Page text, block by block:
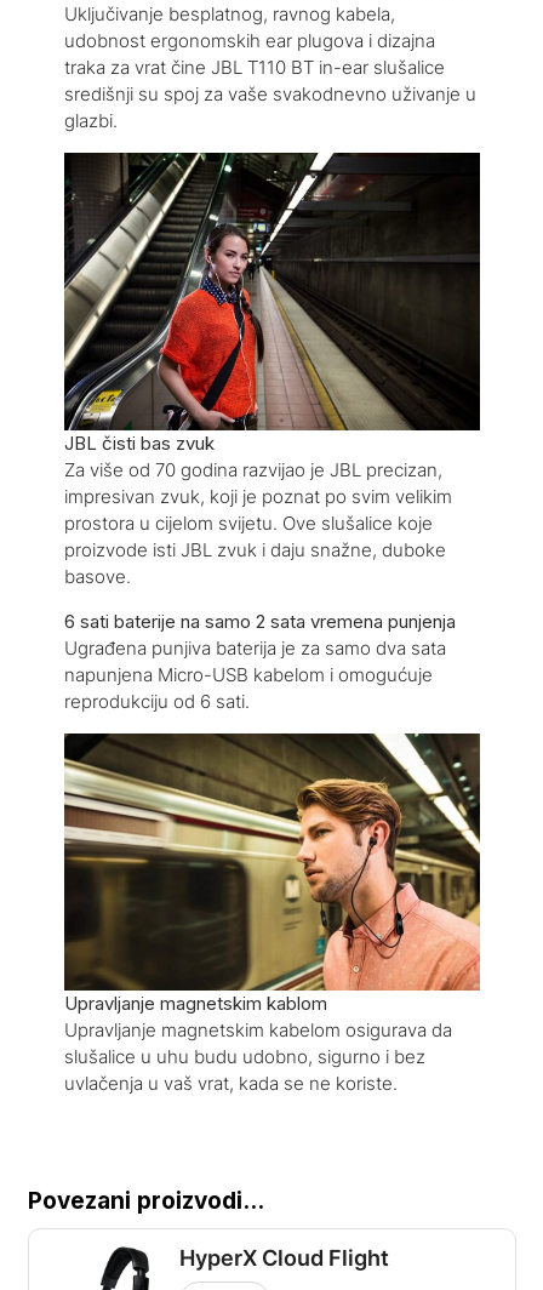
Uključivanje besplatnog, ravnog kabela,
udobnost ergonomskih ear plugova i dizajna
traka za vrat čine JBL T110 BT in-ear slušalice
središnji su spoj za vaše svakodnevno uživanje u
glazbi.
JBL čisti bas zvuk
Za više od 70 godina razvijao je JBL precizan,
impresivan zvuk, koji je poznat po svim velikim
prostora u cijelom svijetu. Ove slušalice koje
proizvode isti JBL zvuk i daju snažne, duboke
basove.
6 sati baterije na samo 2 sata vremena punjenja
Ugrađena punjiva baterija je za samo dva sata
napunjena Micro-USB kabelom i omogućuje
reprodukciju od 6 sati.
Upravljanje magnetskim kablom
Upravljanje magnetskim kabelom osigurava da
slušalice u uhu budu udobno, sigurno i bez
uvlačenja u vaš vrat, kada se ne koriste.
Povezani proizvodi...
HyperX Cloud Flight